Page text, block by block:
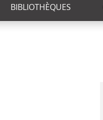
BIBLIOTHÈQUES